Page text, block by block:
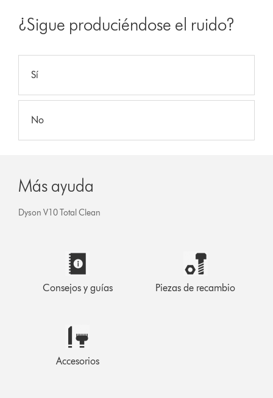
¿Sigue produciéndose el ruido?
Sí
No
Más ayuda
Dyson V10 Total Clean
Consejos y guías Piezas de recambio
Accesorios